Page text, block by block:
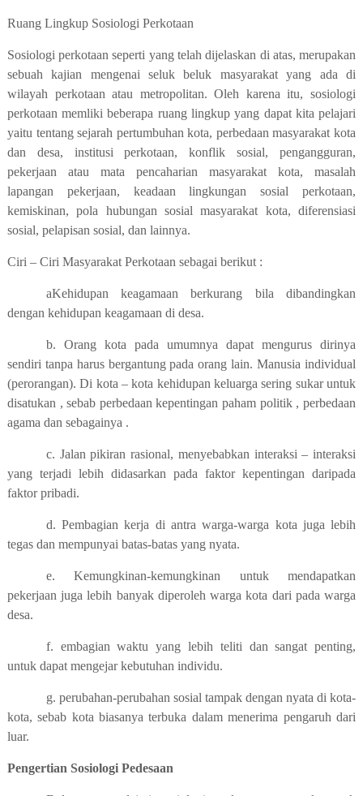
Ruang Lingkup Sosiologi Perkotaan
Sosiologi perkotaan seperti yang telah dijelaskan di atas, merupakan
sebuah kajian mengenai seluk beluk masyarakat yang ada di
wilayah perkotaan atau metropolitan. Oleh karena itu, sosiologi
perkotaan memliki beberapa ruang lingkup yang dapat kita pelajari
yaitu tentang sejarah pertumbuhan kota, perbedaan masyarakat kota
dan desa, institusi perkotaan, konflik sosial, pengangguran,
pekerjaan atau mata pencaharian masyarakat kota, masalah
lapangan pekerjaan, keadaan lingkungan sosial perkotaan,
kemiskinan, pola hubungan sosial masyarakat kota, diferensiasi
sosial, pelapisan sosial, dan lainnya.
Ciri – Ciri Masyarakat Perkotaan sebagai berikut :
aKehidupan keagamaan berkurang bila dibandingkan
dengan kehidupan keagamaan di desa.
b. Orang kota pada umumnya dapat mengurus dirinya
sendiri tanpa harus bergantung pada orang lain. Manusia individual
(perorangan). Di kota – kota kehidupan keluarga sering sukar untuk
disatukan , sebab perbedaan kepentingan paham politik , perbedaan
agama dan sebagainya .
c. Jalan pikiran rasional, menyebabkan interaksi – interaksi
yang terjadi lebih didasarkan pada faktor kepentingan daripada
faktor pribadi.
d. Pembagian kerja di antra warga-warga kota juga lebih
tegas dan mempunyai batas-batas yang nyata.
e. Kemungkinan-kemungkinan untuk mendapatkan
pekerjaan juga lebih banyak diperoleh warga kota dari pada warga
desa.
f. embagian waktu yang lebih teliti dan sangat penting,
untuk dapat mengejar kebutuhan individu.
g. perubahan-perubahan sosial tampak dengan nyata di kota-
kota, sebab kota biasanya terbuka dalam menerima pengaruh dari
luar.
Pengertian Sosiologi Pedesaan